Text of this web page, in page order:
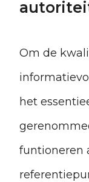
Om de
het
funtioneren